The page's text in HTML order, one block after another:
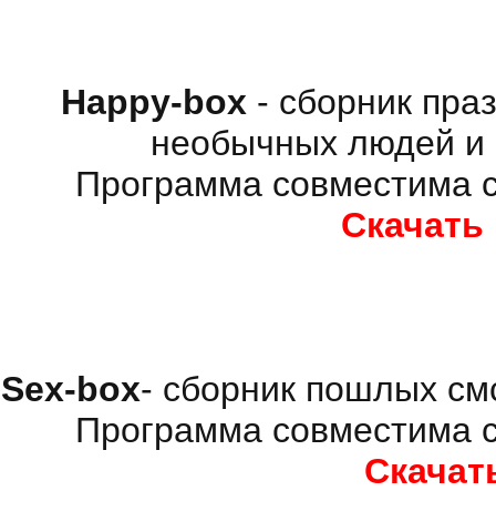
Happy-box - сборник
необычных людей и
Программа совместима
Sex-box- сборник пошлых
Программа совместима